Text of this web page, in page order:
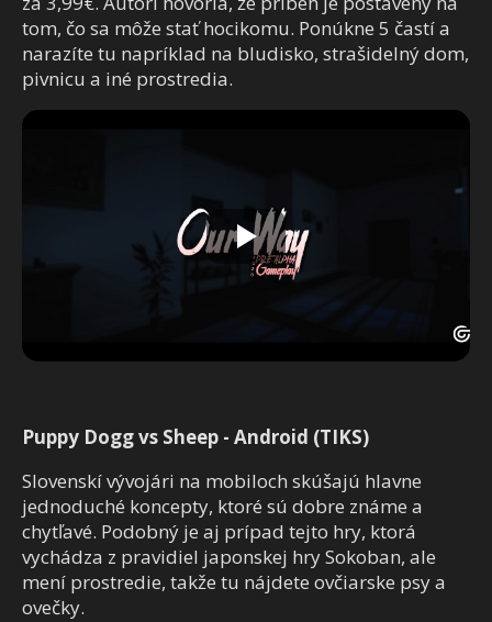
tom, čo sa môže stať hocikomu. Ponúkne 5 častí a
narazíte tu napríklad na bludisko, strašidelný dom,
pivnicu a iné prostredia.
Puppy Dogg vs Sheep - Android (TIKS)
Slovenskí vývojári na mobiloch skúšajú hlavne
jednoduché koncepty, ktoré sú dobre známe a
chytľavé. Podobný je aj prípad tejto hry, ktorá
vychádza z pravidiel japonskej hry Sokoban, ale
mení prostredie, takže tu nájdete ovčiarske psy a
ovečky.